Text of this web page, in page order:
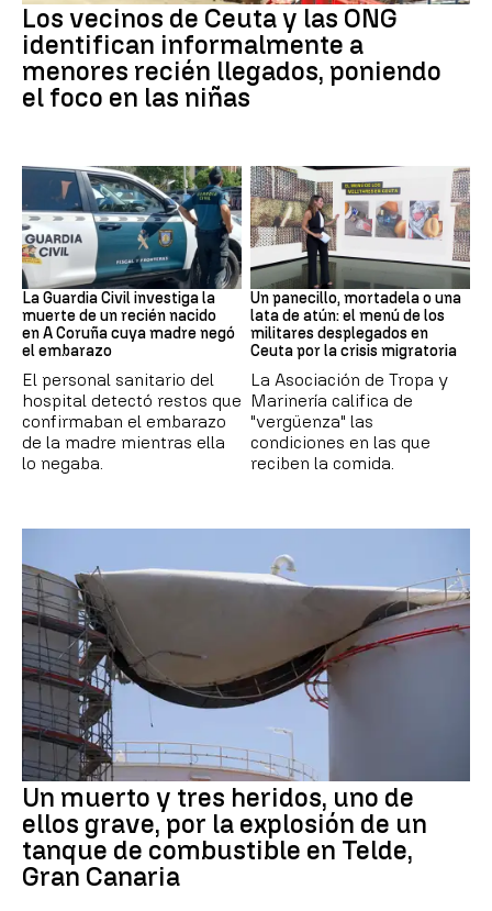
Los vecinos de Ceuta y las ONG
identifican informalmente a
menores recién llegados, poniendo
el foco en las niñas
Recién Nacido
La Guardia Civil investiga la
muerte de un recién nacido
en A Coruña cuya madre negó
el embarazo
El personal sanitario del
hospital detectó restos que
confirmaban el embarazo
de la madre mientras ella
lo negaba.
Militares
Un panecillo, mortadela o una
lata de atún: el menú de los
militares desplegados en
Ceuta por la crisis migratoria
La Asociación de Tropa y
Marinería califica de
"vergüenza" las
condiciones en las que
reciben la comida.
Un muerto y tres heridos, uno de
ellos grave, por la explosión de un
tanque de combustible en Telde,
Gran Canaria